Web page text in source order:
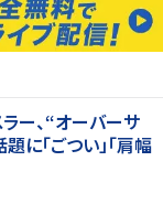
ー、“オーバーサ
に「ごつい」「肩幅